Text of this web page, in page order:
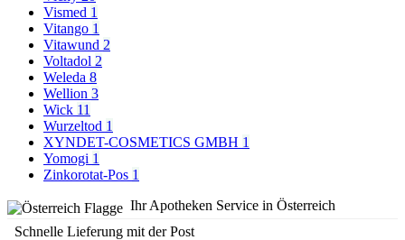
Vismed 1
Vitango 1
Vitawund 2
Voltadol 2
Weleda 8
Wellion 3
Wick 11
Wurzeltod 1
XYNDET-COSMETICS GMBH 1
Yomogi 1
Zinkorotat-Pos 1
Ihr Apotheken Service in Österreich
Schnelle Lieferung mit der Post